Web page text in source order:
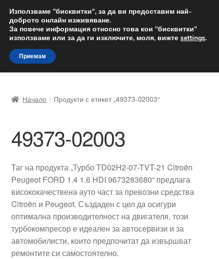
ДОСТАВКА от 12 лв.
Доставка по целия свят
Skip
to
navigation
Skip
to
content
Доставка по целия свят
Жалби
Количка
Контакт
Моята сметка
Начало Продукти с етикет „49373-02003“
49373-02003
Таг на продукта „Турбо TD02H2-07-TVT-21 Citroën
Peugeot FORD 1.4 1.6 HDI 9673283680“ предлага
висококачествена ауто част за превозни средства
Citroën и Peugeot. Създаден с цел да осигури
оптимална производителност на двигателя, този
турбокомпресор е идеален за автосервизи и за
автомобилисти, които предпочитат да извършват
ремонтите си самостоятелно.
Използваме "бисквитки", за да ви предоставим най-
доброто онлайн изживяване.
За повече информация относно това кои "бисквитки"
използваме или за да ги изключите, моля, вижте settings.
Приемам